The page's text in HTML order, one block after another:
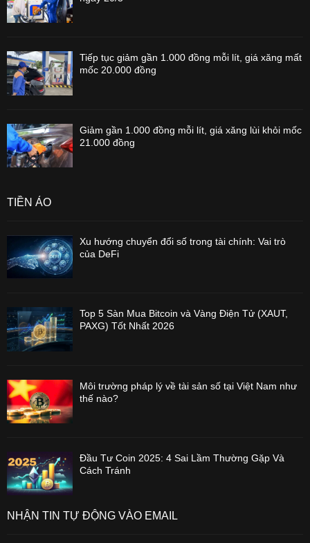
Tiếp tục giảm gần 1.000 đồng mỗi lít, giá xăng mất
mốc 20.000 đồng
Giảm gần 1.000 đồng mỗi lít, giá xăng lùi khỏi mốc
21.000 đồng
TIỀN ẢO
Xu hướng chuyển đổi số trong tài chính: Vai trò
của DeFi
Top 5 Sàn Mua Bitcoin và Vàng Điện Tử (XAUT,
PAXG) Tốt Nhất 2026
Môi trường pháp lý về tài sản số tại Việt Nam như
thế nào?
Đầu Tư Coin 2025: 4 Sai Lầm Thường Gặp Và
Cách Tránh
NHẬN TIN TỰ ĐỘNG VÀO EMAIL